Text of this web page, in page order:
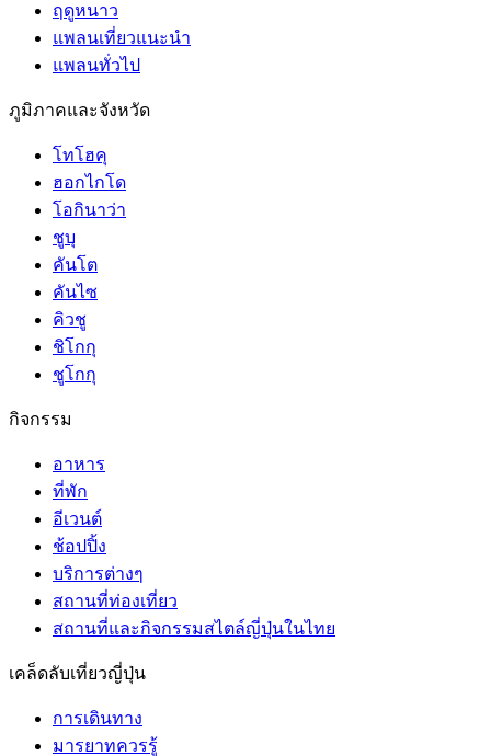
ฤดูหนาว
แพลนเที่ยวแนะนำ
แพลนทั่วไป
ภูมิภาคและจังหวัด
โทโฮคุ
ฮอกไกโด
โอกินาว่า
ชูบุ
คันโต
คันไซ
คิวชู
ชิโกกุ
ชูโกกุ
กิจกรรม
อาหาร
ที่พัก
อีเวนต์
ช้อปปิ้ง
บริการต่างๆ
สถานที่ท่องเที่ยว
สถานที่และกิจกรรมสไตล์ญี่ปุ่นในไทย
เคล็ดลับเที่ยวญี่ปุ่น
การเดินทาง
มารยาทควรรู้